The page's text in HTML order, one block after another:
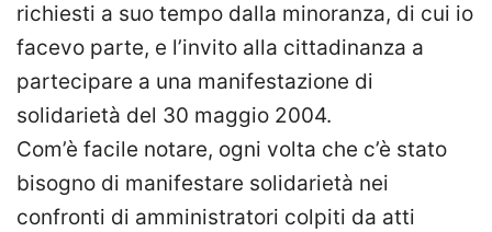
richiesti a suo tempo dalla minoranza, di cui io
facevo parte, e l’invito alla cittadinanza a
partecipare a una manifestazione di
solidarietà del 30 maggio 2004.
Com’è facile notare, ogni volta che c’è stato
bisogno di manifestare solidarietà nei
confronti di amministratori colpiti da atti